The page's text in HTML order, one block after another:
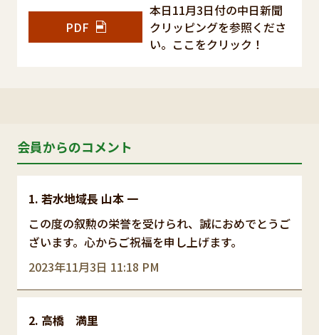
PDF
本日11月3日付の中日新聞
クリッピングを参照くださ
い。ここをクリック！
会員からのコメント
若水地域長 山本 一
2023年11月3日 11:18 PM
この度の叙勲の栄誉を受けられ、誠におめでとうご
ざいます。心からご祝福を申し上げます。
高橋 満里